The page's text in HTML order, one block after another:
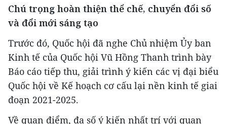
Chú trọng hoàn thiện thể chế, chuyển đổi số
và đổi mới sáng tạo
Trước đó, Quốc hội đã nghe Chủ nhiệm Ủy ban
Kinh tế của Quốc hội Vũ Hồng Thanh trình bày
Báo cáo tiếp thu, giải trình ý kiến các vị đại biểu
Quốc hội về Kế hoạch cơ cấu lại nền kinh tế giai
đoạn 2021-2025.
Về quan điểm, đa số ý kiến nhất trí với quan